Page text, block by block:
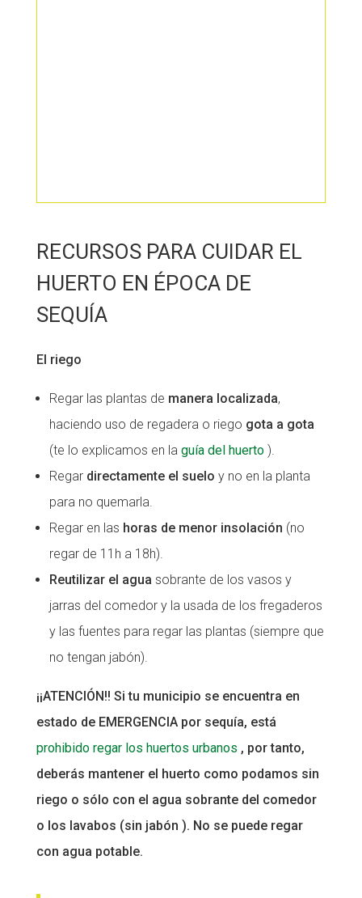
RECURSOS PARA CUIDAR EL
HUERTO EN ÉPOCA DE
SEQUÍA
El riego
Regar las plantas de manera localizada,
haciendo uso de regadera o riego gota a gota
(te lo explicamos en la guía del huerto).
Regar directamente el suelo y no en la planta
para no quemarla.
Regar en las horas de menor insolación (no
regar de 11h a 18h).
Reutilizar el agua sobrante de los vasos y
jarras del comedor y la usada de los fregaderos
y las fuentes para regar las plantas (siempre que
no tengan jabón).
¡¡ATENCIÓN!! Si tu municipio se encuentra en
estado de EMERGENCIA por sequía, está
prohibido regar los huertos urbanos , por tanto,
deberás mantener el huerto como podamos sin
riego o sólo con el agua sobrante del comedor
o los lavabos (sin jabón ). No se puede regar
con agua potable.